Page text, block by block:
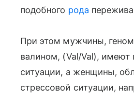
подобного рода
При этом мужчины, геном
валином, (Val/Val), имеют
ситуации, а женщины,
стрессовой ситуации,